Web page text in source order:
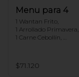
Menu para 4
1 Wantan Frito,
1 Arrollado Primavera,
1 Carne Cebollín,
1 Pollo Cebollín,
4 Arroz Chaufan
$71.120